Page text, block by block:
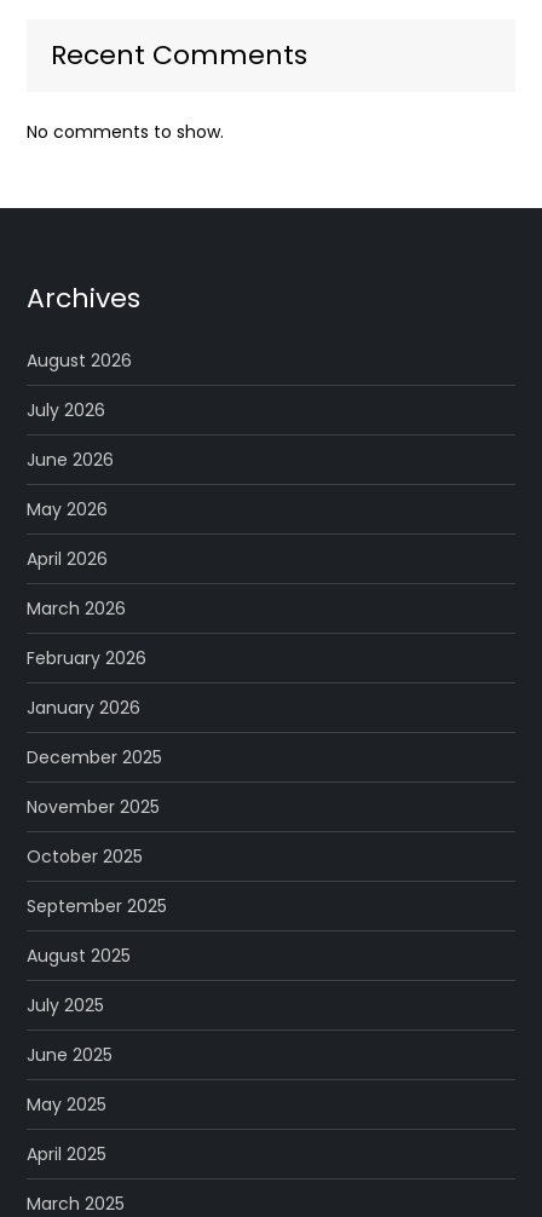
Recent Comments
No comments to show.
Archives
August 2026
July 2026
June 2026
May 2026
April 2026
March 2026
February 2026
January 2026
December 2025
November 2025
October 2025
September 2025
August 2025
July 2025
June 2025
May 2025
April 2025
March 2025